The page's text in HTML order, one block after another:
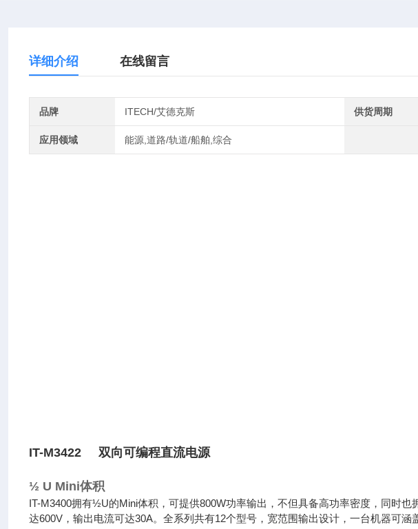
详细介绍 在线留言
品牌 ITECH/艾德克斯 供货周期
应用领域 能源,道路/轨道/船舶,综合
IT-M3422 双向可编程直流电源
½ U Mini体积
IT-M3400拥有½U的Mini体积，可提供800W功率输出，不但具备高功率密度，同时
达600V，输出电流可达30A。全系列共有12个型号，宽范围输出设计，一台机器可涵